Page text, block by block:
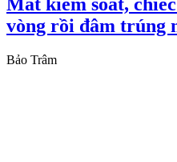
vòng rồi đâm trúng
Bảo Trâm